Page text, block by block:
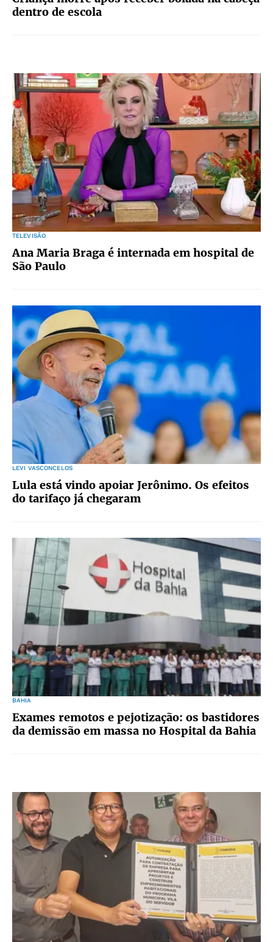
dentro de escola
TELEVISÃO
Ana Maria Braga é internada em hospital de
São Paulo
LEVI VASCONCELOS
Lula está vindo apoiar Jerônimo. Os efeitos
do tarifaço já chegaram
BAHIA
Exames remotos e pejotização: os bastidores
da demissão em massa no Hospital da Bahia